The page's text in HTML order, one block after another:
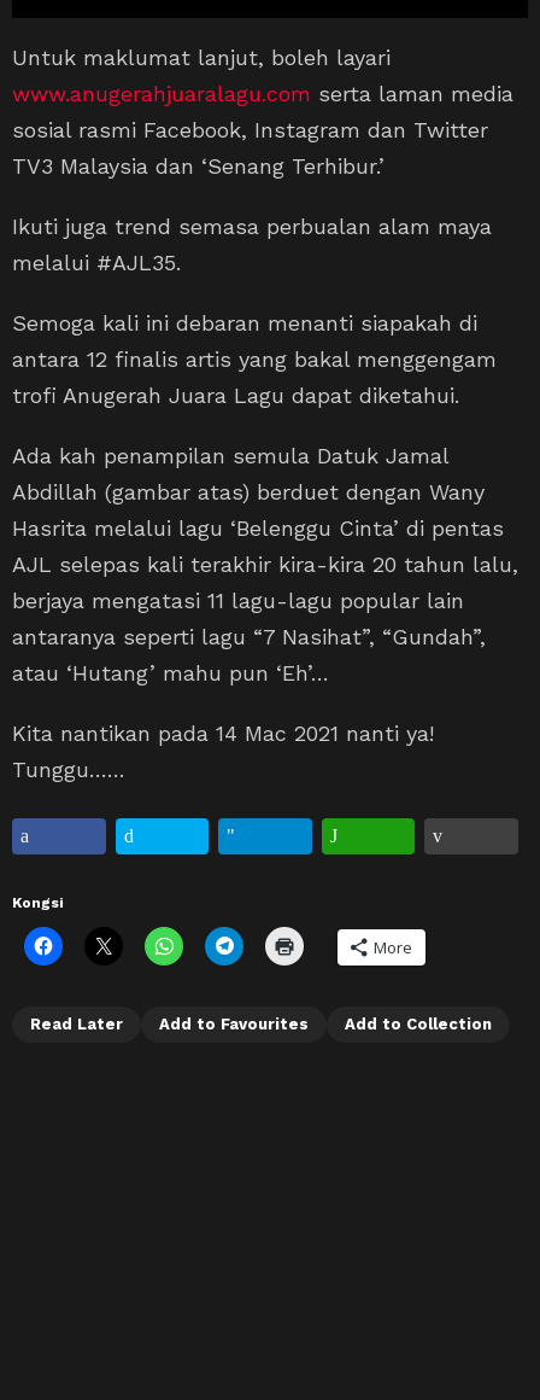
Untuk maklumat lanjut, boleh layari
www.anugerahjuaralagu.com serta laman media
sosial rasmi Facebook, Instagram dan Twitter
TV3 Malaysia dan ‘Senang Terhibur.’
Ikuti juga trend semasa perbualan alam maya
melalui #AJL35.
Semoga kali ini debaran menanti siapakah di
antara 12 finalis artis yang bakal menggengam
trofi Anugerah Juara Lagu dapat diketahui.
Ada kah penampilan semula Datuk Jamal
Abdillah (gambar atas) berduet dengan Wany
Hasrita melalui lagu ‘Belenggu Cinta’ di pentas
AJL selepas kali terakhir kira-kira 20 tahun lalu,
berjaya mengatasi 11 lagu-lagu popular lain
antaranya seperti lagu “7 Nasihat”, “Gundah”,
atau ‘Hutang’ mahu pun ‘Eh’…
Kita nantikan pada 14 Mac 2021 nanti ya!
Tunggu……
Kongsi
More
Read Later Add to Favourites Add to Collection